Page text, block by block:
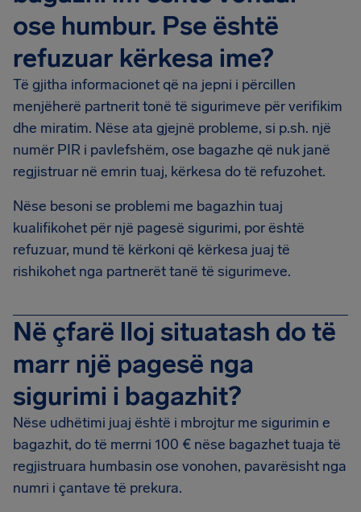
ose humbur. Pse është
refuzuar kërkesa ime?
Të gjitha informacionet që na jepni i përcillen
menjëherë partnerit tonë të sigurimeve për verifikim
dhe miratim. Nëse ata gjejnë probleme, si p.sh. një
numër PIR i pavlefshëm, ose bagazhe që nuk janë
regjistruar në emrin tuaj, kërkesa do të refuzohet.
Nëse besoni se problemi me bagazhin tuaj
kualifikohet për një pagesë sigurimi, por është
refuzuar, mund të kërkoni që kërkesa juaj të
rishikohet nga partnerët tanë të sigurimeve.
Në çfarë lloj situatash do të
marr një pagesë nga
sigurimi i bagazhit?
Nëse udhëtimi juaj është i mbrojtur me sigurimin e
bagazhit, do të merrni 100 € nëse bagazhet tuaja të
regjistruara humbasin ose vonohen, pavarësisht nga
numri i çantave të prekura.